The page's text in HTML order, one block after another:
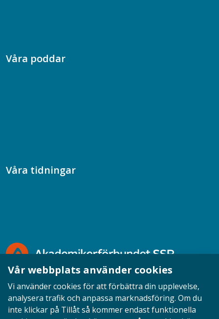
Våra poddar
Våra tidningar
Vår webbplats använder cookies
Vi använder cookies för att förbättra din upplevelse,
analysera trafik och anpassa marknadsföring. Om du
inte klickar på Tillåt så kommer endast funktionella